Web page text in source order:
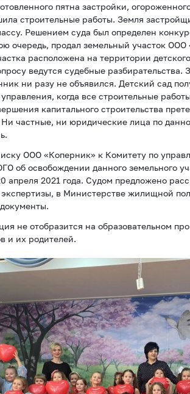
пятна застройки,
строительные работы. Земля
Решением суда был определен
очередь, продал земельный участок ООО
расположена на территории
ведутся судебные разбирательства.
ни разу не объявился. Детский сад
когда все строительные
капитального строительства
Ни частные, ни юридические лица по
ООО «Коперник» к Комитету по
об освобождении данного земельного
апреля 2021 года. Судом предложено
в Министерстве жилищной
не отобразится на образовательном
и их родителей.